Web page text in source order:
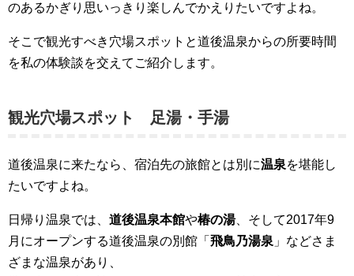
のあるかぎり思いっきり楽しんでかえりたいですよね。
そこで観光すべき穴場スポットと道後温泉からの所要時間
を私の体験談を交えてご紹介します。
観光穴場スポット 足湯・手湯
道後温泉に来たなら、宿泊先の旅館とは別に温泉を堪能し
たいですよね。
日帰り温泉では、 道後温泉本館や椿の湯、そして2017年9
月にオープンする道後温泉の別館「 飛鳥乃湯泉 」などさま
ざまな温泉があり、